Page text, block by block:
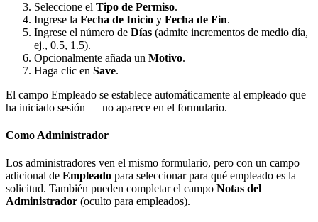
Seleccione el Tipo de Permiso.
Ingrese la Fecha de Inicio y Fecha de Fin.
Ingrese el número de Días (admite incrementos de medio día,
ej., 0.5, 1.5).
Opcionalmente añada un Motivo.
Haga clic en Save.
El campo Empleado se establece automáticamente al empleado que
ha iniciado sesión — no aparece en el formulario.
Como Administrador
Los administradores ven el mismo formulario, pero con un campo
adicional de Empleado para seleccionar para qué empleado es la
solicitud. También pueden completar el campo Notas del
Administrador (oculto para empleados).